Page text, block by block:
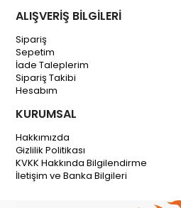
ALIŞVERİŞ BİLGİLERİ
Sipariş
Sepetim
İade Taleplerim
Sipariş Takibi
Hesabım
KURUMSAL
Hakkımızda
Gizlilik Politikası
KVKK Hakkında Bilgilendirme
İletişim ve Banka Bilgileri